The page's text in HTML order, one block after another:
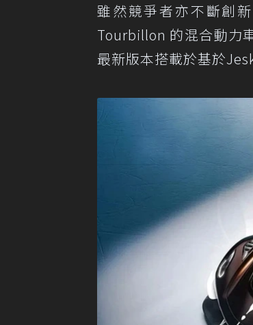
雖然競爭者亦不斷創
Tourbillon 的混合動力
最新版本搭載於基於